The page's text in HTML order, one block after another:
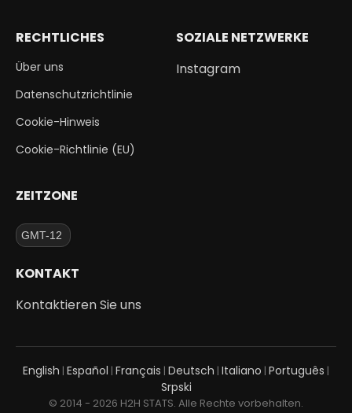
RECHTLICHES
Über uns
Datenschutzrichtlinie
Cookie-Hinweis
Cookie-Richtlinie (EU)
SOZIALE NETZWERKE
Instagram
ZEITZONE
KONTAKT
Kontaktieren Sie uns
English | Español | Français | Deutsch | Italiano | Português |
Srpski
© 2014 - 2026 H2H STATS. Alle Rechte vorbehalten.